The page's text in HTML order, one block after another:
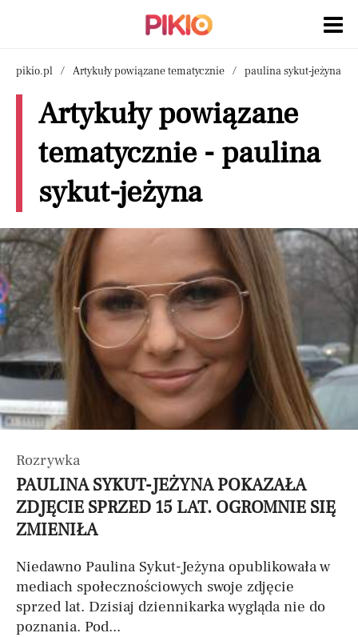
pikio.pl Artykuły powiązane tematycznie paulina sykut-jeżyna
Artykuły powiązane
tematycznie - paulina
sykut-jeżyna
Rozrywka
PAULINA SYKUT-JEŻYNA POKAZAŁA
ZDJĘCIE SPRZED 15 LAT. OGROMNIE SIĘ
ZMIENIŁA
Niedawno Paulina Sykut-Jeżyna opublikowała w
mediach społecznościowych swoje zdjęcie
sprzed lat. Dzisiaj dziennikarka wygląda nie do
poznania. Pod...